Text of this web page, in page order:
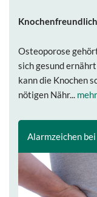
Osteoporose
sich gesund
kann die Knochen
nötigen Nähr...
Alarmzeichen